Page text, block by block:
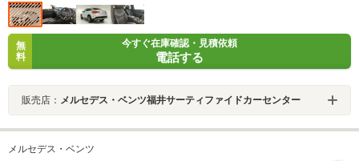
無
料
今すぐ在庫確認・見積依頼
電話する
販売店： メルセデス・ベンツ福井サーティファイドカーセンター
メルセデス・ベンツ